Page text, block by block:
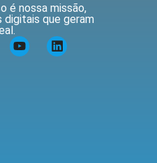
é nossa missão,
que geram